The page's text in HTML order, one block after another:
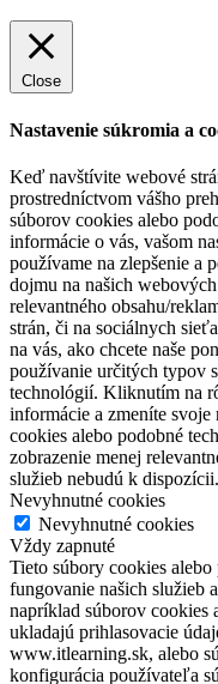
Close
Nastavenie súkromia a
Keď navštívite webové
prostredníctvom vášho
súborov cookies alebo
informácie o vás, vašom
používame na zlepšenie a
dojmu na našich
relevantného obsahu/
strán, či na sociálnych
na vás, ako chcete naše
používanie určitých typov
technológií. Kliknutím na
informácie a zmeníte
cookies alebo podobné
zobrazenie menej
služieb nebudú k dispozícii.
Nevyhnutné cookies
Nevyhnutné cookies
Vždy zapnuté
Tieto súbory cookies
fungovanie našich služieb
napríklad súborov cookies
ukladajú prihlasovacie
www.itlearning.sk, alebo
konfigurácia používateľa